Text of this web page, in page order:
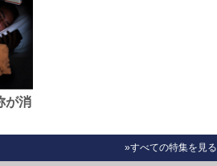
が消
»すべての特集を見る